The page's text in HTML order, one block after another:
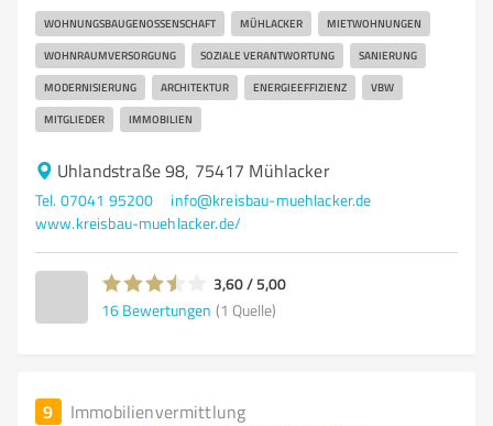
WOHNUNGSBAUGENOSSENSCHAFT MÜHLACKER MIETWOHNUNGEN
WOHNRAUMVERSORGUNG SOZIALE VERANTWORTUNG SANIERUNG
MODERNISIERUNG ARCHITEKTUR ENERGIEEFFIZIENZ VBW
MITGLIEDER IMMOBILIEN
Uhlandstraße 98, 75417 Mühlacker
Tel. 07041 95200
info@kreisbau-muehlacker.de
www.kreisbau-muehlacker.de/
3,60 / 5,00
16 Bewertungen (1 Quelle)
9 Immobilienvermittlung